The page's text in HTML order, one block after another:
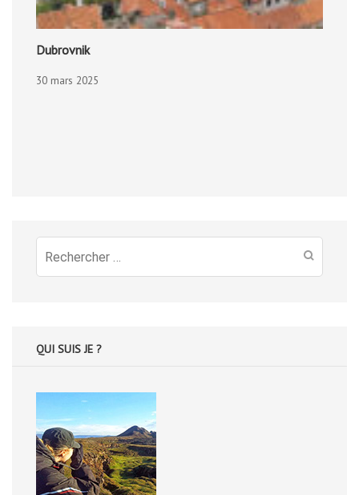
Dubrovnik
30 mars 2025
Recherche
pour
QUI SUIS JE ?